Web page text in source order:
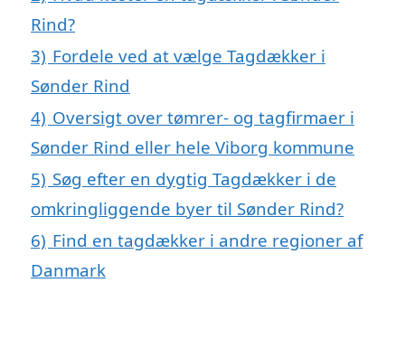
Rind?
3) Fordele ved at vælge Tagdækker i
Sønder Rind
4) Oversigt over tømrer- og tagfirmaer i
Sønder Rind eller hele Viborg kommune
5) Søg efter en dygtig Tagdækker i de
omkringliggende byer til Sønder Rind?
6) Find en tagdækker i andre regioner af
Danmark